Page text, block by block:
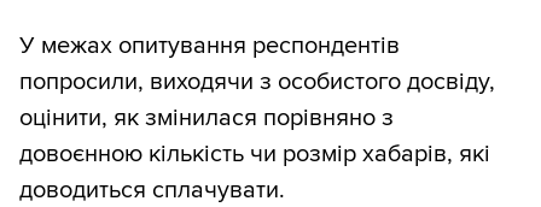
У межах опитування респондентів
попросили, виходячи з особистого досвіду,
оцінити, як змінилася порівняно з
довоєнною кількість чи розмір хабарів, які
доводиться сплачувати.